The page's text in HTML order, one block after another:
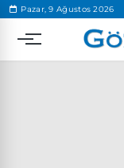
Pazar, 9 Ağustos 2026